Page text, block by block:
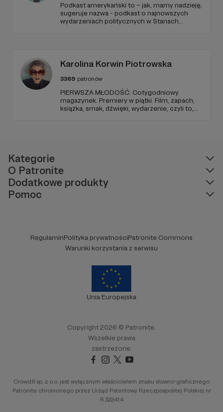
Podkast amerykański to – jak, mamy nadzieję,
sugeruje nazwa - podkast o najnowszych
wydarzeniach politycznych w Stanach
Karolina Korwin Piotrowska
3369 patronów
PIERWSZA MŁODOŚĆ. Cotygodniowy
magazynek. Premiery w piątki. Film, zapach,
książka, smak, dźwięki, wydarzenie, czyli to,
Kategorie
O Patronite
Dodatkowe produkty
Pomoc
RegulaminPolityka prywatnościPatronite Commons
Warunki korzystania z serwisu
Unia Europejska
Copyright 2026 © Patronite.
Wszelkie prawa
zastrzeżone.
Crowd8 sp. z o.o. jest wyłącznym właścicielem znaku słowno-graficznego
Patronite chronionego przez Urząd Patentowy Rzeczpospolitej Polskiej nr
R.322414